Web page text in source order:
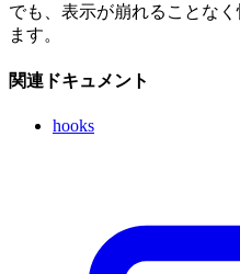
でも、表示が崩れることなく
ます。
関連ドキュメント
hooks